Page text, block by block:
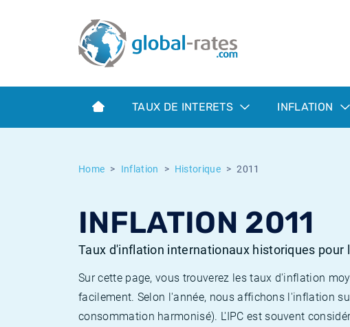
TAUX DE INTERETS INFLATION
Home Inflation Historique 2011
INFLATION 2011
Taux d'inflation internationaux historiques pour
Sur cette page, vous trouverez les taux d'inflation
facilement. Selon l'année, nous affichons l'inflation
consommation harmonisé). L'IPC est souvent
Term SOFR
Qu'est-ce que l'inflation IPC?
Qu'est-ce que l'inflation IPCH?
Taux Euribor historiques
Taux ESTER historiques
Taux d'inflation historiques
Calculateur d’inflation